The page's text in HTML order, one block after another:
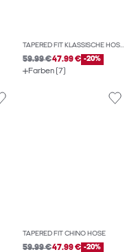
TAPERED FIT KLASSISCHE HOSEN
59.99 €47.99 € -20%
Farben (7)
TAPERED FIT CHINO HOSE
59.99 €47.99 € -20%